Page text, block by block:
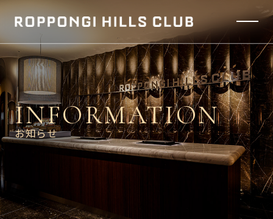
INFORMATION
お知らせ